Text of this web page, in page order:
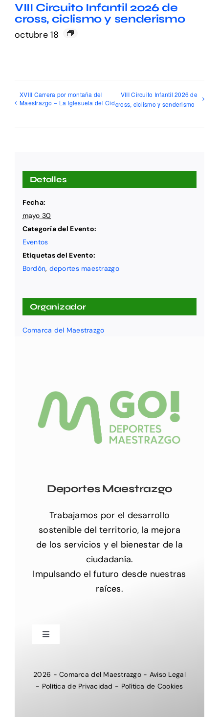
VIII Circuito Infantil 2026 de
cross, ciclismo y senderismo
octubre 18
XVIII Carrera por montaña del
Maestrazgo – La Iglesuela del Cid
VIII Circuito Infantil 2026 de
cross, ciclismo y senderismo
Detalles
Fecha:
mayo 30
Categoría del Evento:
Eventos
Etiquetas del Evento:
Bordón, deportes maestrazgo
Organizador
Comarca del Maestrazgo
Deportes Maestrazgo
Trabajamos por el desarrollo
sostenible del territorio, la mejora
de los servicios y el bienestar de la
ciudadanía.
Impulsando el futuro desde nuestras
raíces.
Toggle
2026 -Comarca del Maestrazgo - Aviso Legal
- Política de Privacidad - Política de Cookies